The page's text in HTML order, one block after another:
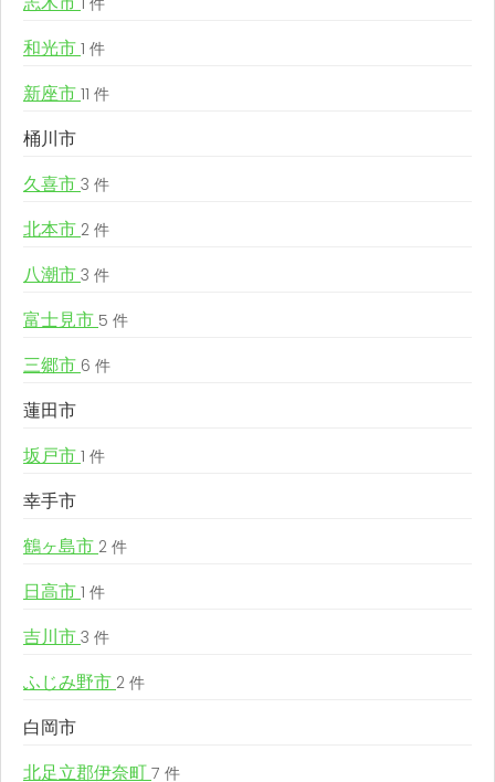
和光市 1 件
新座市 11 件
桶川市
久喜市 3 件
北本市 2 件
八潮市 3 件
富士見市 5 件
三郷市 6 件
蓮田市
坂戸市 1 件
幸手市
鶴ヶ島市 2 件
日高市 1 件
吉川市 3 件
ふじみ野市 2 件
白岡市
北足立郡伊奈町 7 件